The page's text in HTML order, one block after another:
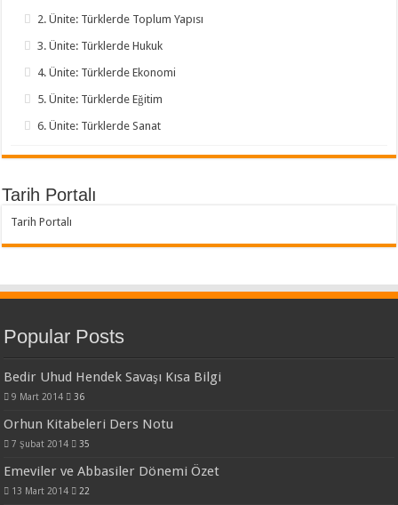
2. Ünite: Türklerde Toplum Yapısı
3. Ünite: Türklerde Hukuk
4. Ünite: Türklerde Ekonomi
5. Ünite: Türklerde Eğitim
6. Ünite: Türklerde Sanat
Tarih Portalı
Tarih Portalı
Popular Posts
Bedir Uhud Hendek Savaşı Kısa Bilgi
9 Mart 2014 36
Orhun Kitabeleri Ders Notu
7 Şubat 2014 35
Emeviler ve Abbasiler Dönemi Özet
13 Mart 2014 22